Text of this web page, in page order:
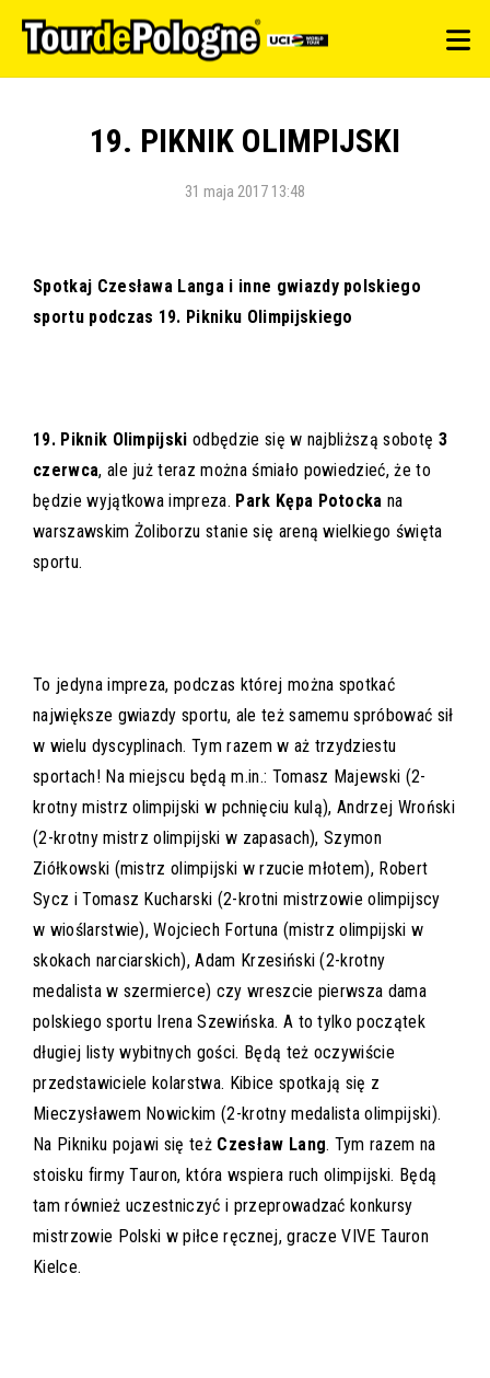
19. PIKNIK OLIMPIJSKI
31 maja 2017 13:48
Spotkaj Czesława Langa i inne gwiazdy polskiego
sportu podczas 19. Pikniku Olimpijskiego
19. Piknik Olimpijski odbędzie się w najbliższą sobotę 3
czerwca, ale już teraz można śmiało powiedzieć, że to
będzie wyjątkowa impreza. Park Kępa Potocka na
warszawskim Żoliborzu stanie się areną wielkiego święta
sportu.
To jedyna impreza, podczas której można spotkać
największe gwiazdy sportu, ale też samemu spróbować sił
w wielu dyscyplinach. Tym razem w aż trzydziestu
sportach! Na miejscu będą m.in.: Tomasz Majewski (2-
krotny mistrz olimpijski w pchnięciu kulą), Andrzej Wroński
(2-krotny mistrz olimpijski w zapasach), Szymon
Ziółkowski (mistrz olimpijski w rzucie młotem), Robert
Sycz i Tomasz Kucharski (2-krotni mistrzowie olimpijscy
w wioślarstwie), Wojciech Fortuna (mistrz olimpijski w
skokach narciarskich), Adam Krzesiński (2-krotny
medalista w szermierce) czy wreszcie pierwsza dama
polskiego sportu Irena Szewińska. A to tylko początek
długiej listy wybitnych gości. Będą też oczywiście
przedstawiciele kolarstwa. Kibice spotkają się z
Mieczysławem Nowickim (2-krotny medalista olimpijski).
Na Pikniku pojawi się też Czesław Lang. Tym razem na
stoisku firmy Tauron, która wspiera ruch olimpijski. Będą
tam również uczestniczyć i przeprowadzać konkursy
mistrzowie Polski w piłce ręcznej, gracze VIVE Tauron
Kielce.